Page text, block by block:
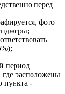
перед
фото
период
где расположены
пункта -